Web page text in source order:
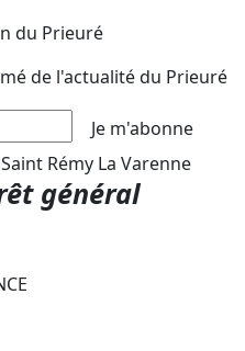
du Prieuré
de l'actualité du Prieuré
Je m'abonne
général